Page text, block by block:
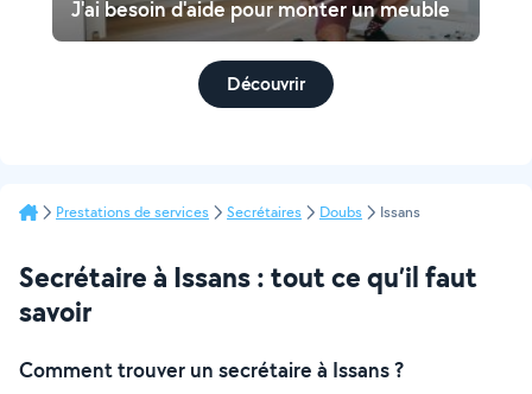
J'ai besoin d'aide pour monter un meuble
Découvrir
Prestations de services Secrétaires Doubs Issans
Secrétaire à Issans : tout ce qu’il faut
savoir
Comment trouver un secrétaire à Issans ?